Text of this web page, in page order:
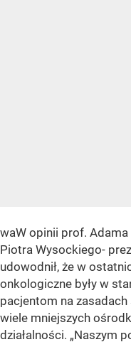
waW opinii prof.
Piotra Wysockiego-
udowodnił, że w
onkologiczne były w
pacjentom na
wiele mniejszych
działalności. „Naszym